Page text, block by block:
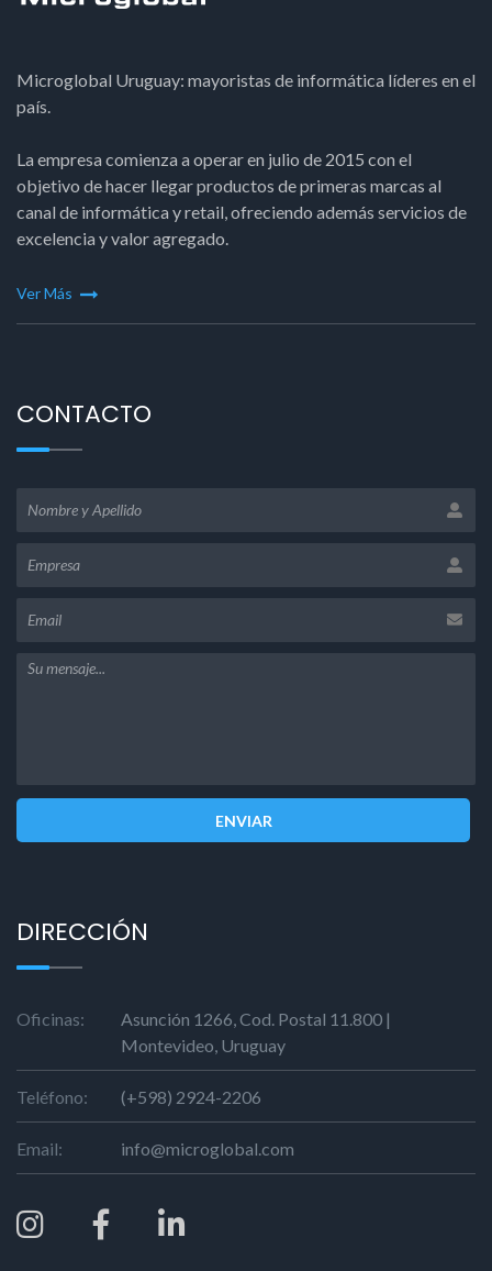
Microglobal Uruguay: mayoristas de informática líderes en el
país.
La empresa comienza a operar en julio de 2015 con el
objetivo de hacer llegar productos de primeras marcas al
canal de informática y retail, ofreciendo además servicios de
excelencia y valor agregado.
Ver Más
CONTACTO
ENVIAR
DIRECCIÓN
Oficinas:
Asunción 1266, Cod. Postal 11.800 |
Montevideo, Uruguay
Teléfono: (+598) 2924-2206
Email: info@microglobal.com